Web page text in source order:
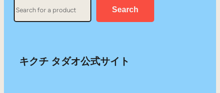
Search
キクチ タダオ公式サイト